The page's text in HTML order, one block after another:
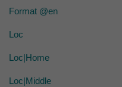
Format @en
Loc
Loc|Home
Loc|Middle